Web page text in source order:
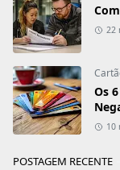
22
Os
10
POSTAGEM RECENTE